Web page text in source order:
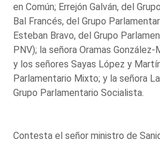
en Común; Errejón Galván, del
Bal Francés, del Grupo
Esteban Bravo, del Grupo
PNV); la señora Oramas González-
y los señores Sayas López y
Parlamentario Mixto; y la señora
Grupo Parlamentario Socialista.
Contesta el señor ministro de